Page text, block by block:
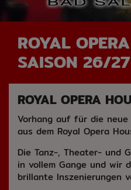
ROYAL
SAISON 26/27
ROYAL OPERA
Vorhang auf für die
aus dem Royal Opera
Die Tanz-, Theater- und
in vollem Gange und wir
brillante Inszenierungen